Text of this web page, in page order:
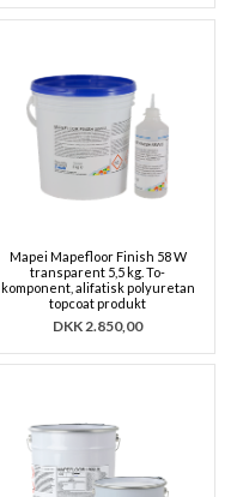
Mapei Mapefloor Finish 58 W
transparent 5,5 kg. To-
komponent, alifatisk polyuretan
topcoat produkt
DKK 2.850,00